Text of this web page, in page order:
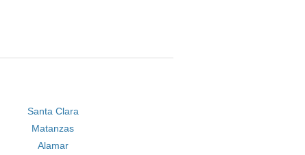
Santa Clara
Matanzas
Alamar